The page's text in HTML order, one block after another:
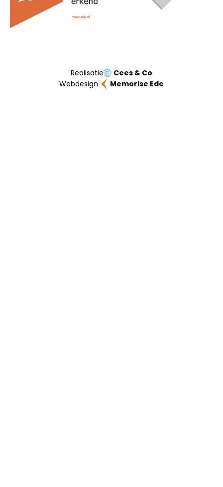
Realisatie
Cees & Co
Webdesign
Memorise Ede